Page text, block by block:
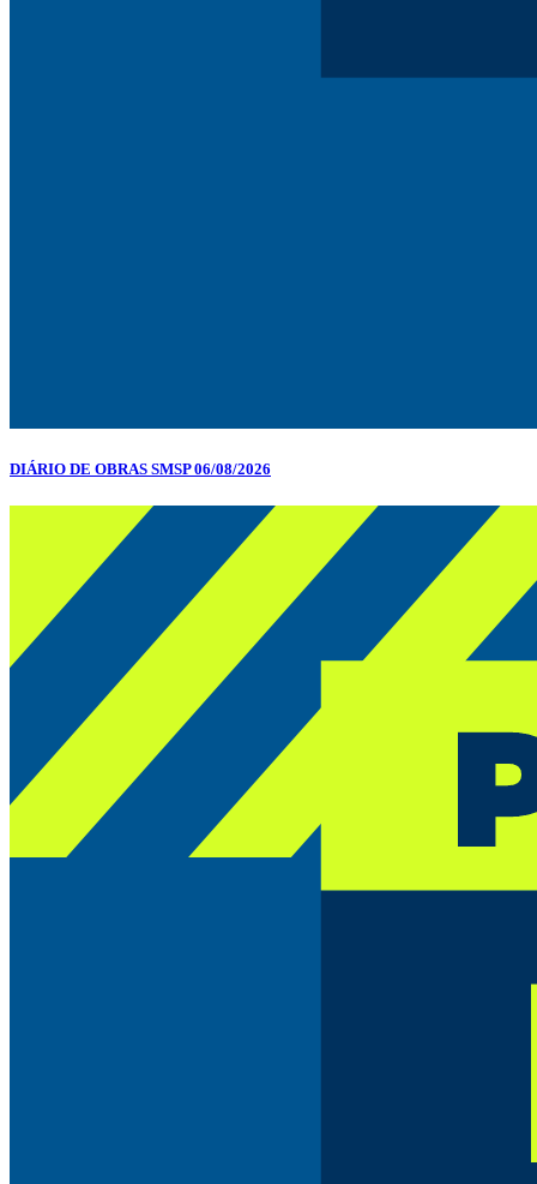
DIÁRIO DE OBRAS SMSP 06/08/2026